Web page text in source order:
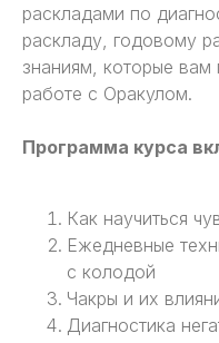
раскладами по
раскладу, годовому
знаниям, которые
работе с Оракулом.
Программа курса
Как научиться
Ежедневные
с колодой
Чакры и их
Диагностика